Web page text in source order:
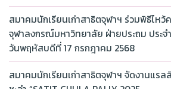
สมาคมนักเรียนเก่าสาธิตจุฬาฯ ร่วมพิธีไหว้
จุฬาลงกรณ์มหาวิทยาลัย ฝ่ายประถม ประจ
วันพฤหัสบดีที่ 17 กรกฎาคม 2568
สมาคมนักเรียนเก่าสาธิตจุฬาฯ จัดงานแร